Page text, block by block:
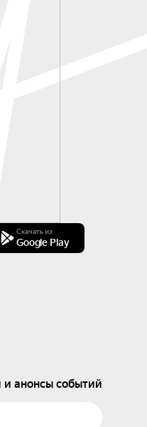
Скачать из
Google Play
анонсы событий